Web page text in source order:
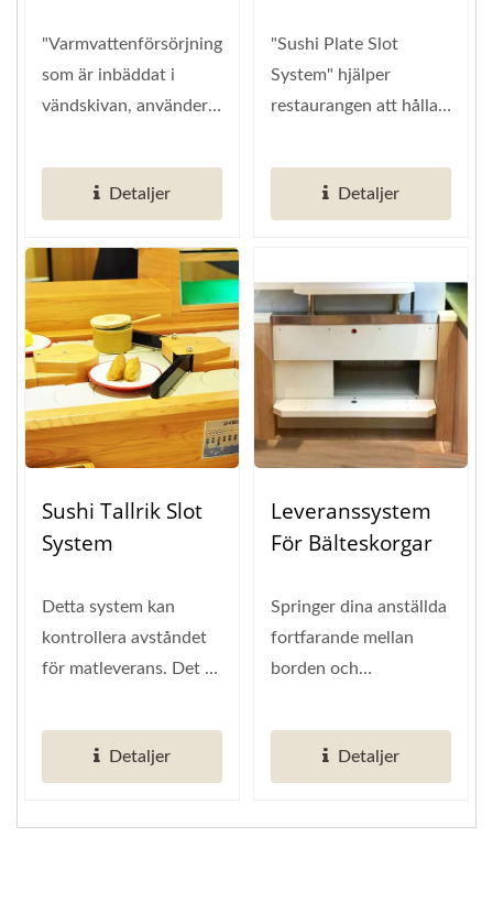
"Varmvattenförsörjningssystemet",
som är inbäddat i
vändskivan, använder
Detaljer
"Sushi Plate Slot
System" hjälper
restaurangen att hålla
minska...
Detaljer
Sushi Tallrik Slot
System
Detta system kan
kontrollera avståndet
för matleverans. Det är
under...
Detaljer
Leveranssystem
För Bälteskorgar
Springer dina anställda
fortfarande mellan
borden och
ens tänkt på att du kan
Detaljer